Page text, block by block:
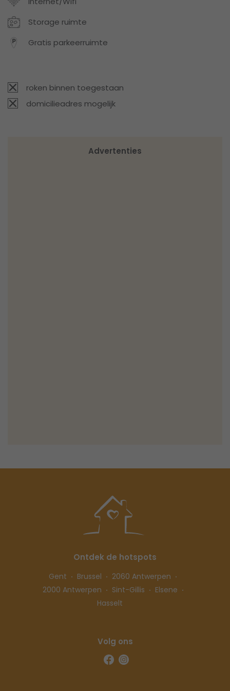
Storage ruimte
Gratis parkeerruimte
roken binnen toegestaan
domicilieadres mogelijk
Advertenties
Ontdek de hotspots
Gent Brussel
2060 Antwerpen
2000 Antwerpen
Sint-Gillis
Elsene
Hasselt
Volg ons